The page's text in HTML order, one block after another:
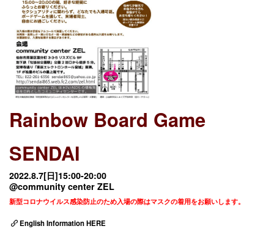
Rainbow Board Game
SENDAI
2022.8.7[日]15:00-20:00
@community center ZEL
新型コロナウイルス感染防止のため入場の際はマスクの着用をお願いします。
English Information HERE